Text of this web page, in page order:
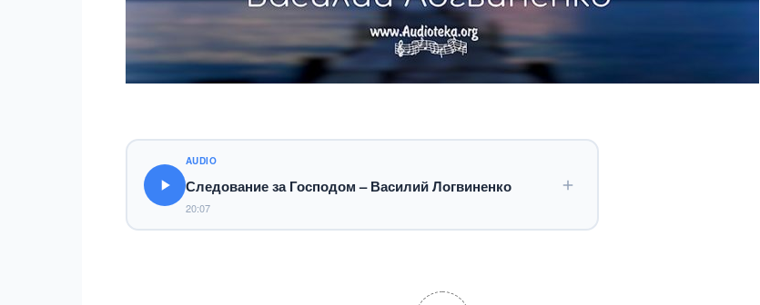
AUDIO
Следование за Господом – Василий Логвиненко
20:07